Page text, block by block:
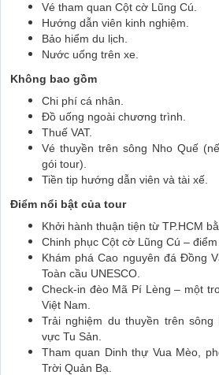
Vé tham quan Cột cờ Lũng Cú.
Hướng dẫn viên kinh nghiệm.
Bảo hiểm du lịch.
Nước uống trên xe.
Không bao gồm
Chi phí cá nhân.
Đồ uống ngoài chương trình.
Thuế VAT.
Vé thuyền trên sông Nho Quế
gói tour).
Tiền tip hướng dẫn viên và tài xế.
Điểm nổi bật của tour
Khởi hành thuận tiện từ TP.HCM
Chinh phục Cột cờ Lũng Cú –
Khám phá Cao nguyên đá Đồng
Toàn cầu UNESCO.
Check-in đèo Mã Pí Lèng – một
Việt Nam.
Trải nghiệm du thuyền trên
vực Tu Sản.
Tham quan Dinh thự Vua Mèo,
Trời Quản Bạ.